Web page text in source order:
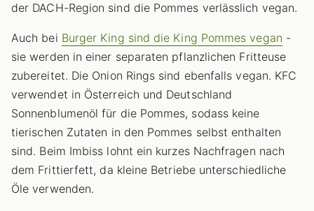
der DACH-Region sind die Pommes verlässlich vegan.
Auch bei Burger King sind die King Pommes vegan -
sie werden in einer separaten pflanzlichen Fritteuse
zubereitet. Die Onion Rings sind ebenfalls vegan. KFC
verwendet in Österreich und Deutschland
Sonnenblumenöl für die Pommes, sodass keine
tierischen Zutaten in den Pommes selbst enthalten
sind. Beim Imbiss lohnt ein kurzes Nachfragen nach
dem Frittierfett, da kleine Betriebe unterschiedliche
Öle verwenden.